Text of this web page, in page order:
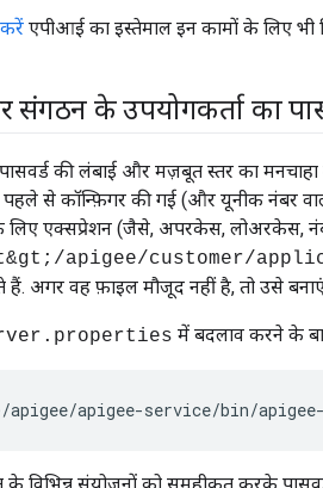
करें एपीआई का इस्तेमाल इन कामों के लिए भी
के उपयोगकर्ता का
की लंबाई और मज़बूत स्तर का
से कॉन्फ़िगर की गई (और यूनीक नंबर
लिए एक्सप्रेशन (जैसे, अपरकेस, लोअरकेस,
apigee/customer/
अगर वह फ़ाइल मौजूद नहीं है, तो उसे
में बदलाव करने के
apigee-service/bin/